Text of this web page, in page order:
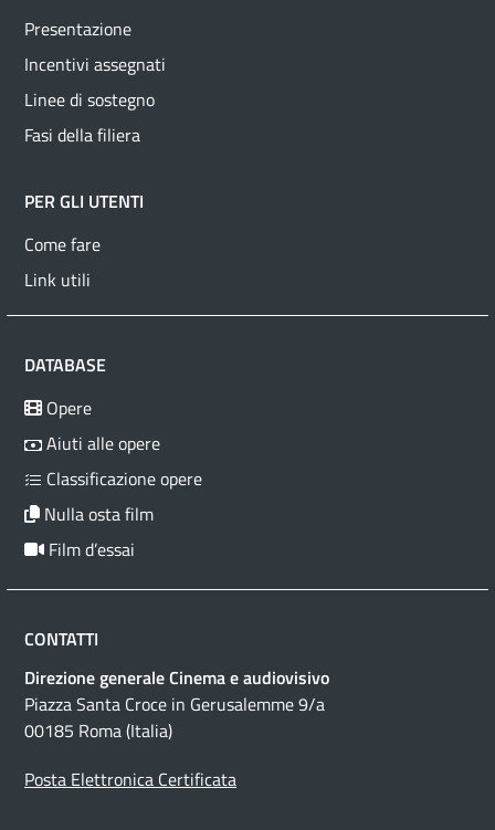
Presentazione
Incentivi assegnati
Linee di sostegno
Fasi della filiera
PER GLI UTENTI
Come fare
Link utili
DATABASE
Opere
Aiuti alle opere
Classificazione opere
Nulla osta film
Film d’essai
CONTATTI
Direzione generale Cinema e audiovisivo
Piazza Santa Croce in Gerusalemme 9/a
00185 Roma (Italia)
Posta Elettronica Certificata